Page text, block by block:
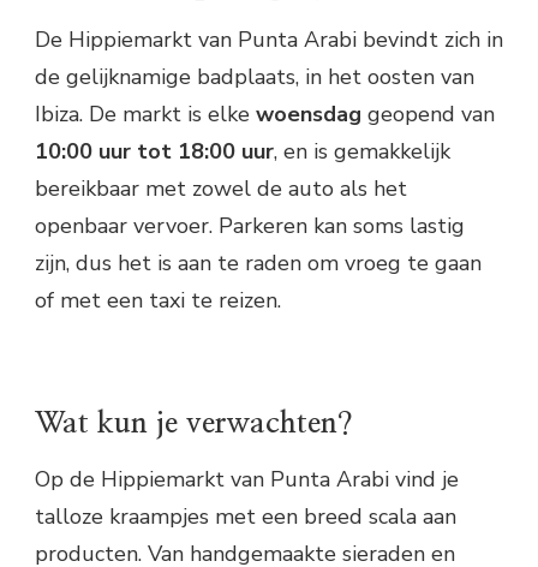
De Hippiemarkt van Punta Arabi bevindt zich in
de gelijknamige badplaats, in het oosten van
Ibiza. De markt is elke woensdag geopend van
10:00 uur tot 18:00 uur, en is gemakkelijk
bereikbaar met zowel de auto als het
openbaar vervoer. Parkeren kan soms lastig
zijn, dus het is aan te raden om vroeg te gaan
of met een taxi te reizen.
Wat kun je verwachten?
Op de Hippiemarkt van Punta Arabi vind je
talloze kraampjes met een breed scala aan
producten. Van handgemaakte sieraden en